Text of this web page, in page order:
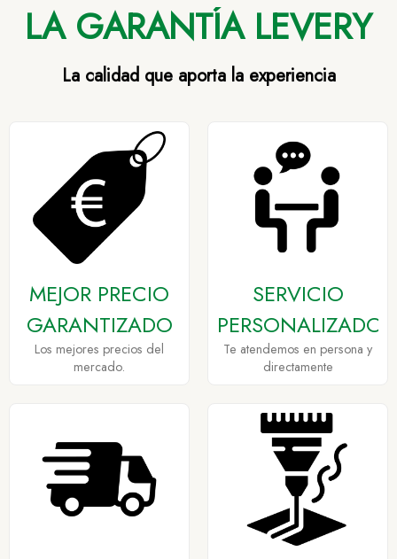
LA GARANTÍA LEVERY
La calidad que aporta la experiencia
MEJOR PRECIO
GARANTIZADO
Los mejores precios del
mercado.
SERVICIO
PERSONALIZADO
Te atendemos en persona y
directamente